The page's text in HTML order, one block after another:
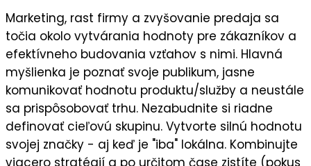
Marketing, rast firmy a zvyšovanie predaja sa
točia okolo vytvárania hodnoty pre zákazníkov a
efektívneho budovania vzťahov s nimi. Hlavná
myšlienka je poznať svoje publikum, jasne
komunikovať hodnotu produktu/služby a neustále
sa prispôsobovať trhu. Nezabudnite si riadne
definovať cieľovú skupinu. Vytvorte silnú hodnotu
svojej značky - aj keď je "iba" lokálna. Kombinujte
viacero stratégií a po určitom čase zistíte (pokus